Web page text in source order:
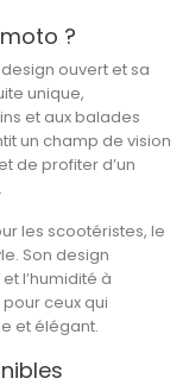
?
ouvert et sa
unique,
et aux balades
un champ de vision
de profiter d’un
les scootéristes, le
Son design
l’humidité à
pour ceux qui
et élégant.